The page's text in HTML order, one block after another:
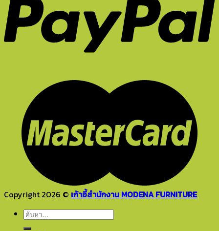
Copyright 2026 © เก้าอี้สำนักงาน MODENA FURNITURE
ค้นหา: